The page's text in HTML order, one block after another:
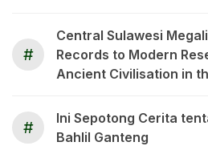
#
Central Sulawesi
Records to Modern
Ancient Civilisation in
#
Ini Sepotong Cerita
Bahlil Ganteng